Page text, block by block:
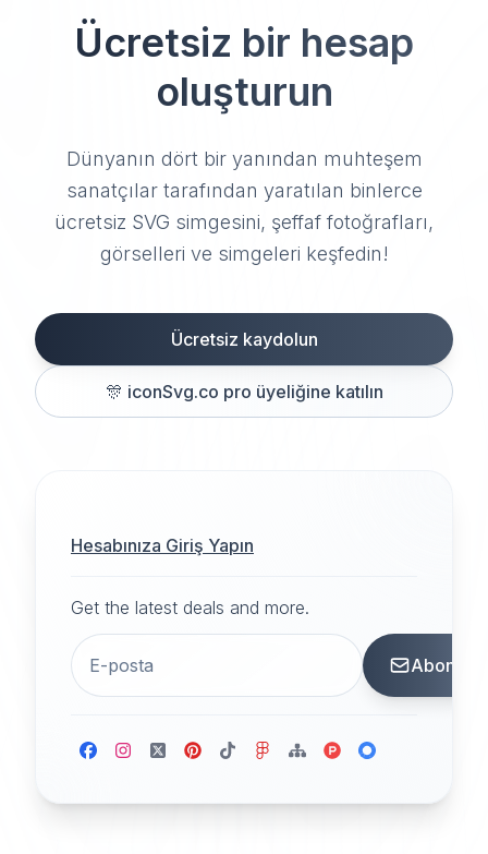
Ücretsiz bir hesap
oluşturun
Dünyanın dört bir yanından muhteşem
sanatçılar tarafından yaratılan binlerce
ücretsiz SVG simgesini, şeffaf fotoğrafları,
görselleri ve simgeleri keşfedin!
Ücretsiz kaydolun
🎊 iconSvg.co pro üyeliğine katılın
Hesabınıza Giriş Yapın
Get the latest deals and more.
Abone